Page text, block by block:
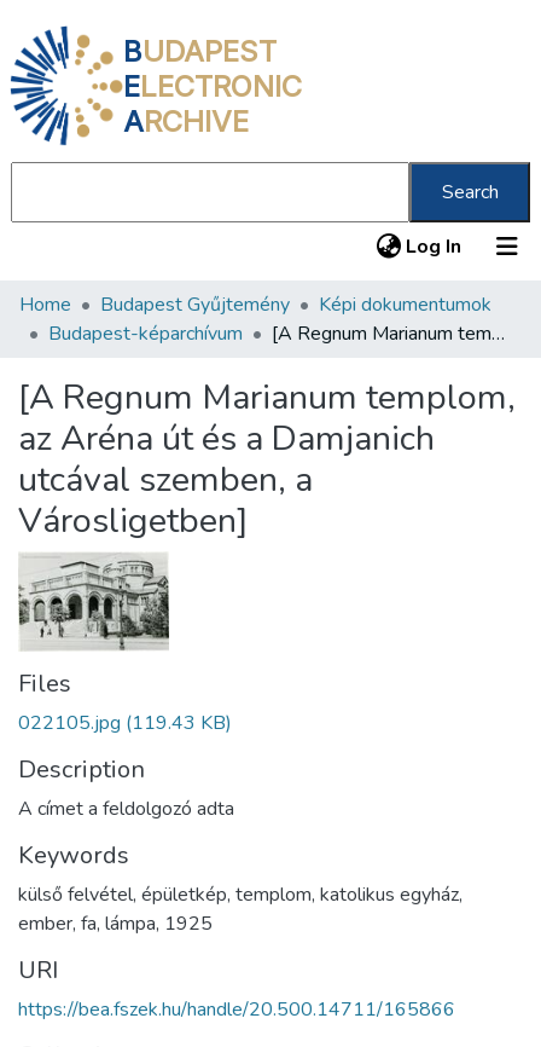
BUDAPEST
ELECTRONIC
ARCHIVE
Search
Log In (current)
Communities & Collections
Statistics
About us
Home Budapest Gyűjtemény
Képi dokumentumok
Budapest-képarchívum
[A Regnum Marianum templom, az Aréna út és a Damjanich utcával szemben, a Városligetben]
[A Regnum Marianum templom,
az Aréna út és a Damjanich
utcával szemben, a
Városligetben]
Files
022105.jpg (119.43 KB)
Description
A címet a feldolgozó adta
Keywords
külső felvétel, épületkép, templom, katolikus egyház,
ember, fa, lámpa, 1925
URI
https://bea.fszek.hu/handle/20.500.14711/165866